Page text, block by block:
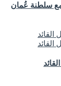
مع سلطنة عُمان